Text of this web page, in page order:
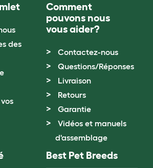
des
Comment
pouvons nous
vous aider?
Contactez-nous
Questions/Réponses
Livraison
Retours
Garantie
Vidéos et manuels
d'assemblage
Best Pet Breeds